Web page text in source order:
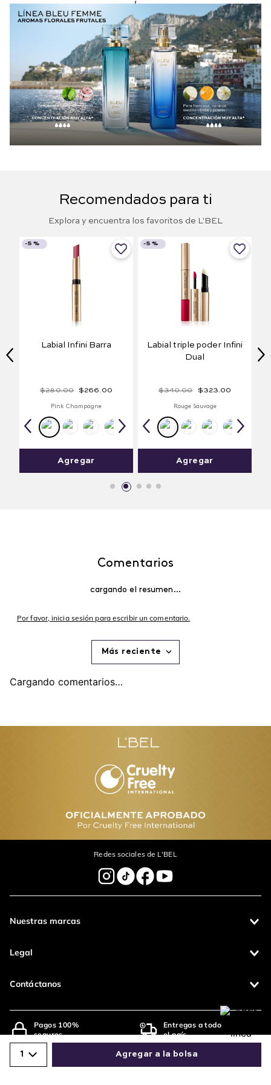
1 Agregar a la bolsa
Recomendados para ti
Explora y encuentra los favoritos de L'BEL
-5 %
Labial Infini Barra
$280.00 $266. 00
Pink Champagne
Agregar
-5 %
Labial triple poder Infini
Dual
$340.00 $323.00
Rouge Sauvage
Agregar
Comentarios
cargando el resumen…
Por favor, inicia sesión para escribir un comentario.
Más reciente
Cargando comentarios…
Redes sociales de L'BEL
Nuestras marcas
Legal
Contáctanos
Pagos 100%
seguros
Entregas a todo
el país
Productos de